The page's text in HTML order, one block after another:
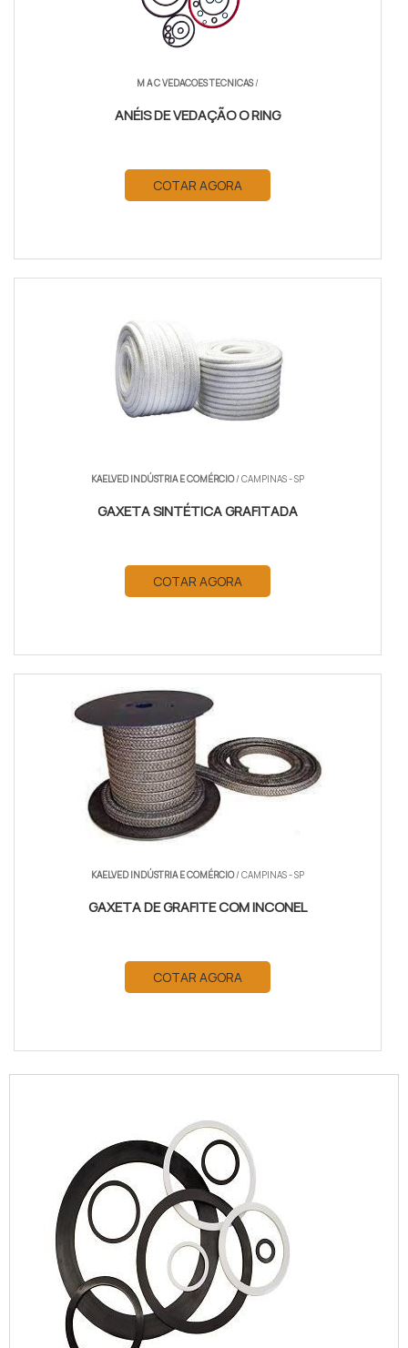
M A C VEDACOES TECNICAS/
ANÉIS DE VEDAÇÃO O RING
COTAR AGORA
KAELVED INDÚSTRIA E COMÉRCIO/ CAMPINAS - SP
GAXETA SINTÉTICA GRAFITADA
COTAR AGORA
KAELVED INDÚSTRIA E COMÉRCIO/ CAMPINAS - SP
GAXETA DE GRAFITE COM INCONEL
COTAR AGORA